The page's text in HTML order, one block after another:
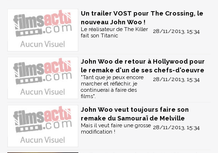
Un trailer VOST pour The Crossing, le
nouveau John Woo !
28/11/2013, 15:34
Le réalisateur de The Killer
fait son Titanic
John Woo de retour à Hollywood pour
le remake d'un de ses chefs-d'oeuvre
28/11/2013, 15:34
"Tant que je peux encore
marcher et réfléchir, je
continuerai à faire des
films".
John Woo veut toujours faire son
remake du Samouraï de Melville
28/11/2013, 15:34
Mais il veut faire une grosse
modification !